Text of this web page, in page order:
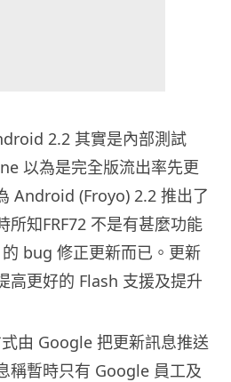
2.2 其實是內部測試
以為是完全版流出率先更
Android (Froyo) 2.2 推出了
所知FRF72 不是有甚麼功能
bug 修正更新而已。更新
高更好的 Flash 支援及提升
由 Google 把更新訊息推送
稱暫時只有 Google 員工及